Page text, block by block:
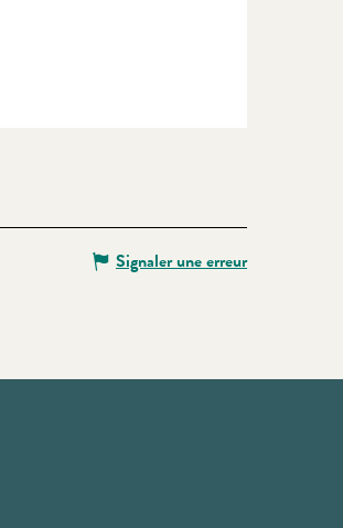
Signaler une erreur